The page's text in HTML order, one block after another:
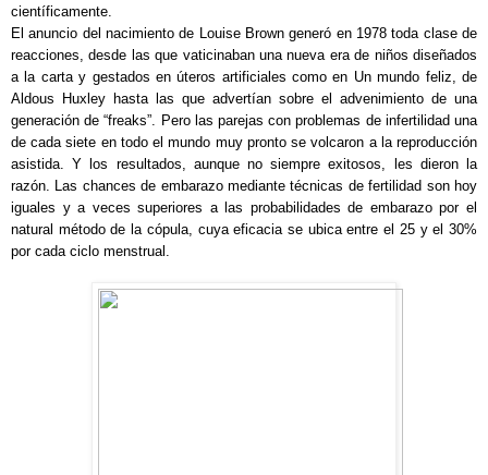
científicamente.
El anuncio del nacimiento de Louise Brown generó en 1978 toda clase de
reacciones, desde las que vaticinaban una nueva era de niños diseñados
a la carta y gestados en úteros artificiales como en Un mundo feliz, de
Aldous Huxley hasta las que advertían sobre el advenimiento de una
generación de “freaks”. Pero las parejas con problemas de infertilidad una
de cada siete en todo el mundo muy pronto se volcaron a la reproducción
asistida. Y los resultados, aunque no siempre exitosos, les dieron la
razón. Las chances de embarazo mediante técnicas de fertilidad son hoy
iguales y a veces superiores a las probabilidades de embarazo por el
natural método de la cópula, cuya eficacia se ubica entre el 25 y el 30%
por cada ciclo menstrual.